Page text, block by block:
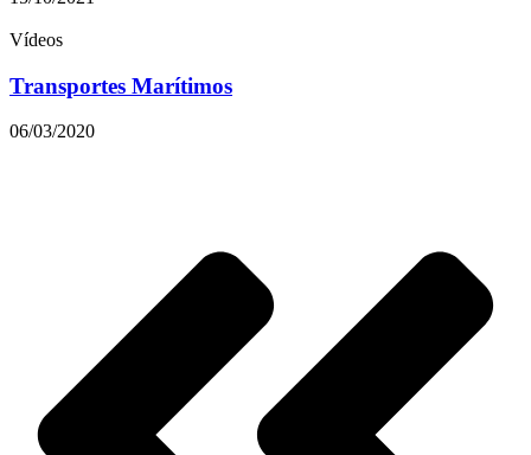
Vídeos
Transportes Marítimos
06/03/2020